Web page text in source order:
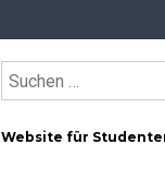
Website für